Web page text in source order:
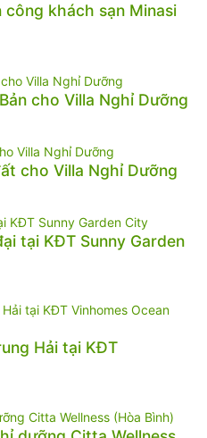
khách sạn Minasi
cho Villa Nghỉ Dưỡng
cho Villa Nghỉ Dưỡng
tại KĐT Sunny Garden
Hải tại KĐT